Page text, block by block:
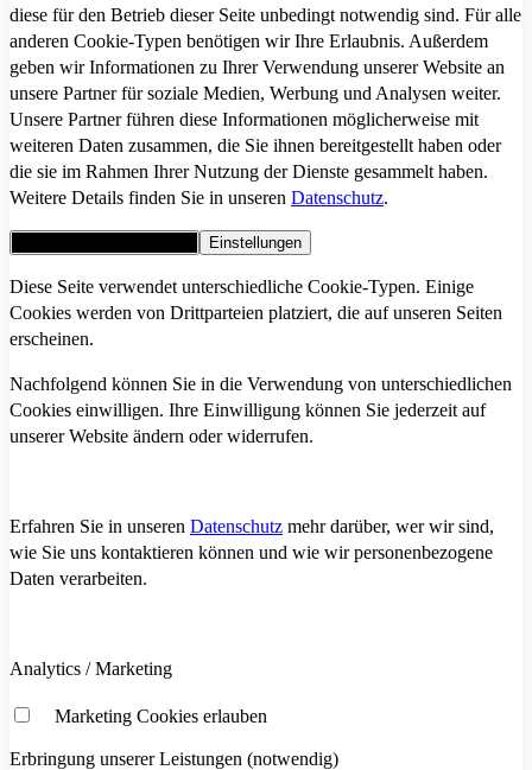
diese für den Betrieb dieser Seite unbedingt notwendig sind. Für alle
anderen Cookie-Typen benötigen wir Ihre Erlaubnis. Außerdem
geben wir Informationen zu Ihrer Verwendung unserer Website an
unsere Partner für soziale Medien, Werbung und Analysen weiter.
Unsere Partner führen diese Informationen möglicherweise mit
weiteren Daten zusammen, die Sie ihnen bereitgestellt haben oder
die sie im Rahmen Ihrer Nutzung der Dienste gesammelt haben.
Weitere Details finden Sie in unseren Datenschutz.
Einstellungen
Diese Seite verwendet unterschiedliche Cookie-Typen. Einige
Cookies werden von Drittparteien platziert, die auf unseren Seiten
erscheinen.
Nachfolgend können Sie in die Verwendung von unterschiedlichen
Cookies einwilligen. Ihre Einwilligung können Sie jederzeit auf
unserer Website ändern oder widerrufen.
Erfahren Sie in unseren Datenschutz mehr darüber, wer wir sind,
wie Sie uns kontaktieren können und wie wir personenbezogene
Daten verarbeiten.
Analytics / Marketing
Marketing Cookies erlauben
Erbringung unserer Leistungen (notwendig)